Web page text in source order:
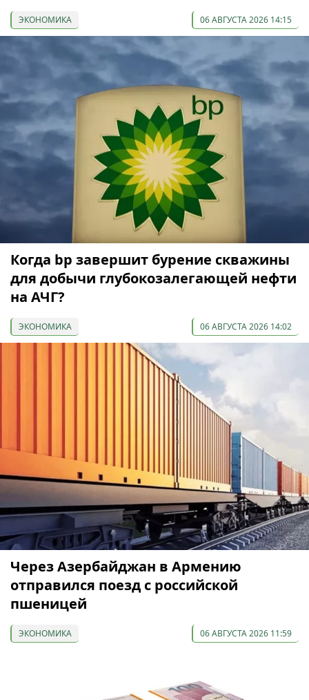
ЭКОНОМИКА 06 АВГУСТА 2026 14:15
Когда bp завершит бурение скважины
для добычи глубокозалегающей нефти
на АЧГ?
ЭКОНОМИКА 06 АВГУСТА 2026 14:02
Через Азербайджан в Армению
отправился поезд с российской
пшеницей
ЭКОНОМИКА 06 АВГУСТА 2026 11:59